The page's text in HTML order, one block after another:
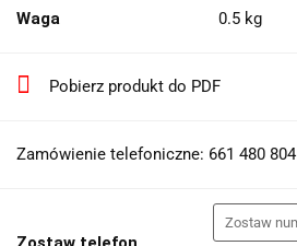
Waga 0.5 kg
Pobierz produkt do PDF
Zamówienie telefoniczne: 661 480 804